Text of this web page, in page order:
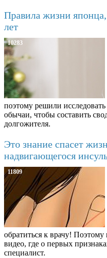
Правила жизни
лет
10283
поэтому решили
обычаи, чтобы составить
долгожителя.
Это знание спасет
надвигающегося
11809
обратиться к врачу!
видео, где о первых
специалист.